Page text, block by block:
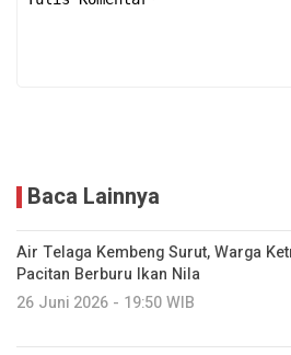
Baca Lainnya
Air Telaga Kembeng Surut, Warga
Pacitan Berburu Ikan Nila
26 Juni 2026 - 19:50 WIB